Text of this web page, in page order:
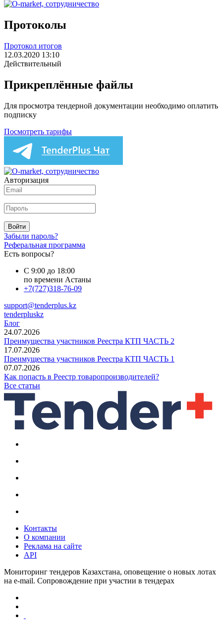
Протоколы
Протокол итогов
12.03.2020 13:10
Действительный
Прикреплённые файлы
Для просмотра тендерной документации необходимо оплатить
подписку
Посмотреть тарифы
Авторизация
Войти
Забыли пароль?
Реферальная программа
Есть вопросы?
С 9:00 до 18:00
по времени Астаны
+7(727)318-76-09
support@tenderplus.kz
tenderpluskz
Блог
24.07.2026
Преимущества участников Реестра КТП ЧАСТЬ 2
17.07.2026
Преимущества участников Реестра КТП ЧАСТЬ 1
07.07.2026
Как попасть в Реестр товаропроизводителей?
Все статьи
Контакты
О компании
Реклама на сайте
API
Мониторинг тендеров Казахстана, оповещение о новых лотах
на e-mail. Сопровождение при участии в тендерах